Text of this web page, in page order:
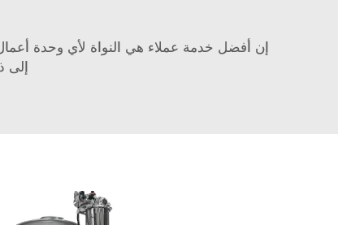
إن أفضل خدمة عملاء هي النواة لأي وحدة